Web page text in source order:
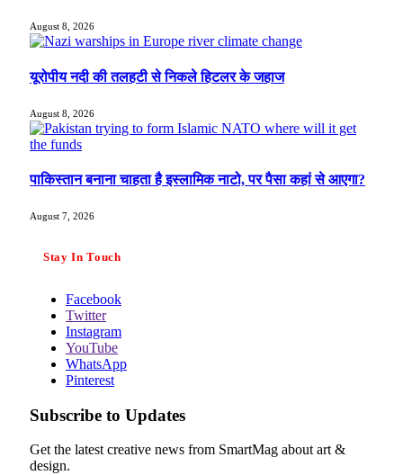
August 8, 2026
यूरोपीय नदी की तलहटी से निकले हिटलर के जहाज
August 8, 2026
पाकिस्तान बनाना चाहता है इस्लामिक नाटो, पर पैसा कहां से आएगा?
August 7, 2026
Stay In Touch
Facebook
Twitter
Instagram
YouTube
WhatsApp
Pinterest
Subscribe to Updates
Get the latest creative news from SmartMag about art &
design.